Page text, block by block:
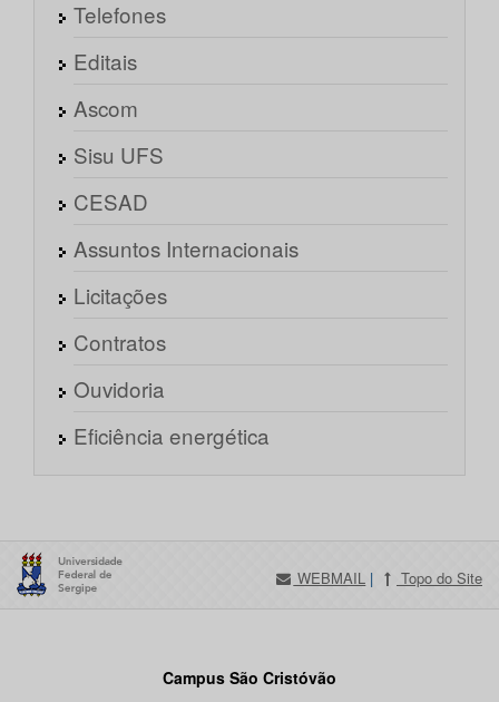
Telefones
Editais
Ascom
Sisu UFS
CESAD
Assuntos Internacionais
Licitações
Contratos
Ouvidoria
Eficiência energética
WEBMAIL | Topo do Site
Campus São Cristóvão